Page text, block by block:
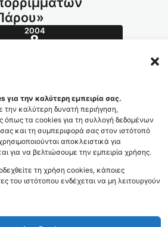
για την καλύτερη εμπειρία σας.
την καλύτερη δυνατή περιήγηση,
όπως τα cookies για τη συλλογή δεδομένων
και τη συμπεριφορά σας στον ιστότοπό
αποκλειστικά για
για να βελτιώσουμε την εμπειρία χρήσης.
τη χρήση cookies, κάποιες
του ιστότοπου ενδέχεται να μη λειτουργούν
2004
8
NEWSLETTER